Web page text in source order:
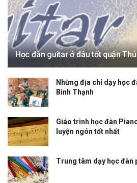
Học đàn guitar ở đâu tốt quận
Những địa chỉ dạy học
Bình Thạnh
Giáo trình học đàn
luyện ngón tốt nhất
Trung tâm dạy học đàn